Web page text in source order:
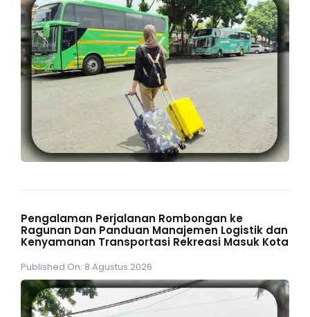
Pengalaman Perjalanan Rombongan ke
Ragunan Dan Panduan Manajemen Logistik dan
Kenyamanan Transportasi Rekreasi Masuk Kota
Published On: 8 Agustus 2026